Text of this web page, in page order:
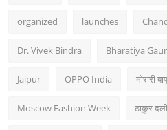
organized launches
Dr. Vivek Bindra Bharatiya
Jaipur OPPO India मोरारी बापू
Moscow Fashion Week ठाकुर